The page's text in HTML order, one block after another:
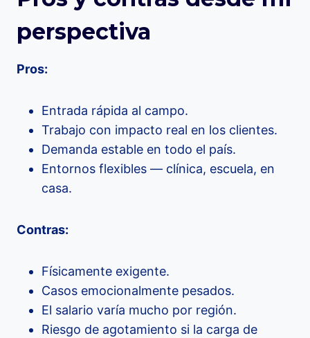
perspectiva
Pros:
Entrada rápida al campo.
Trabajo con impacto real en los clientes.
Demanda estable en todo el país.
Entornos flexibles — clínica, escuela, en
casa.
Contras:
Físicamente exigente.
Casos emocionalmente pesados.
El salario varía mucho por región.
Riesgo de agotamiento si la carga de